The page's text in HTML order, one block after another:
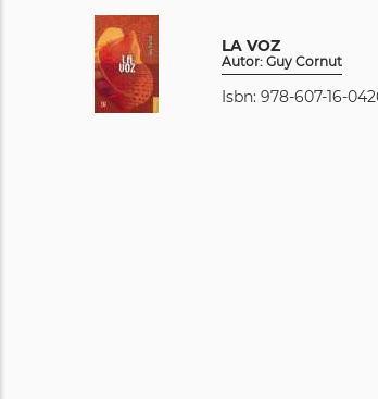
LA VOZ
Autor: Guy Cornut
Isbn: 978-607-16-